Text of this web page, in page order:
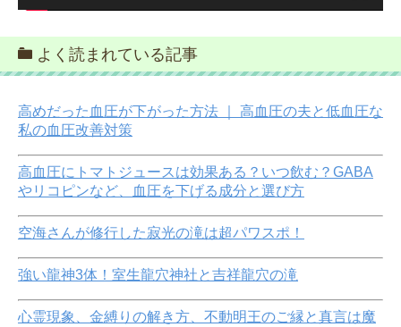
よく読まれている記事
高めだった血圧が下がった方法 ｜ 高血圧の夫と低血圧な
私の血圧改善対策
高血圧にトマトジュースは効果ある？いつ飲む？GABA
やリコピンなど、血圧を下げる成分と選び方
空海さんが修行した寂光の滝は超パワスポ！
強い龍神3体！室生龍穴神社と吉祥龍穴の滝
心霊現象、金縛りの解き方、不動明王のご縁と真言は魔